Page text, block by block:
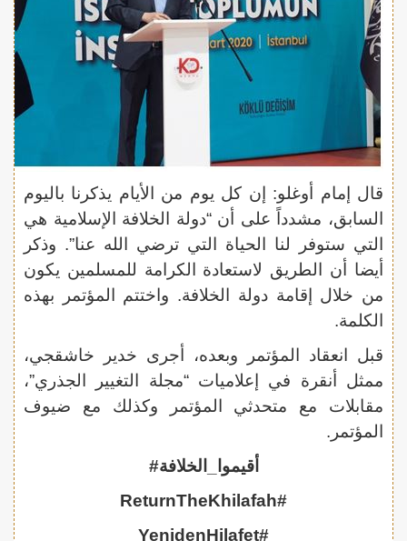
قال إمام أوغلو: إن كل يوم من الأيام يذكرنا باليوم
السابق، مشدداً على أن “دولة الخلافة الإسلامية هي
التي ستوفر لنا الحياة التي ترضي الله عنا”. وذكر
أيضا أن الطريق لاستعادة الكرامة للمسلمين يكون
من خلال إقامة دولة الخلافة. واختتم المؤتمر بهذه
الكلمة.
قبل انعقاد المؤتمر وبعده، أجرى خدير خاشقجي،
ممثل أنقرة في إعلاميات “مجلة التغيير الجذري”،
مقابلات مع متحدثي المؤتمر وكذلك مع ضيوف
المؤتمر.
أقيموا_الخلافة#
#ReturnTheKhilafah
#YenidenHilafet